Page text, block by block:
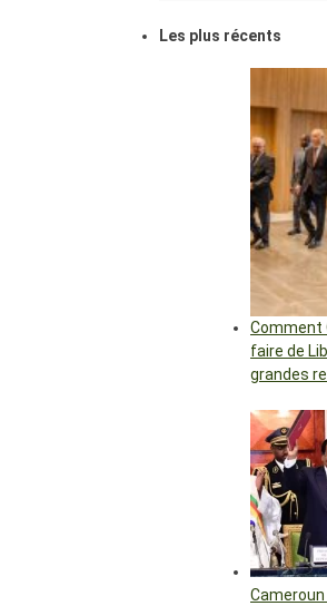
Les plus récents
Comment
faire de
grandes
Cameroun